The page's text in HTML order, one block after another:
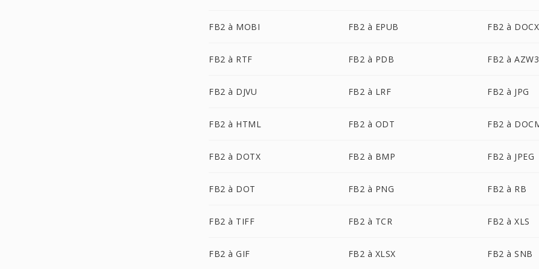
FB2 à MOBI FB2 à EPUB FB2 à DOCX
FB2 à RTF FB2 à PDB FB2 à AZW3
FB2 à DJVU FB2 à LRF FB2 à JPG
FB2 à HTML FB2 à ODT FB2 à
FB2 à DOTX FB2 à BMP FB2 à JPEG
FB2 à DOT FB2 à PNG FB2 à RB
FB2 à TIFF FB2 à TCR FB2 à XLS
FB2 à GIF FB2 à XLSX FB2 à SNB